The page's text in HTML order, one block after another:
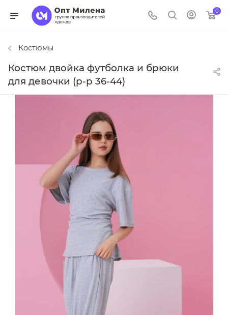
0
Костюмы
Костюм двойка футболка и брюки
для девочки (р-р 36-44)